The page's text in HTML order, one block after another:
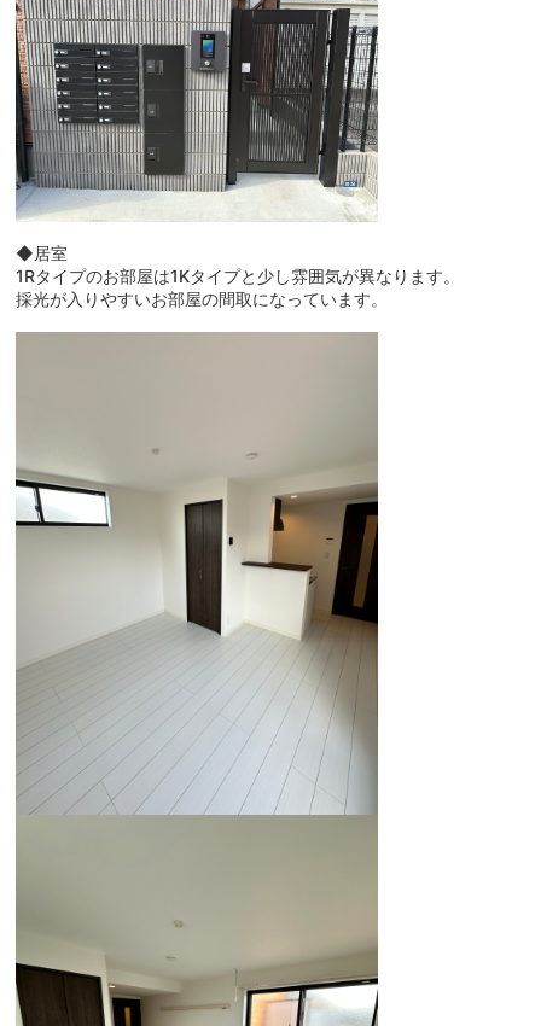
◆居室
1Rタイプのお部屋は1Kタイプと少し雰囲気が異なります。
採光が入りやすいお部屋の間取になっています。